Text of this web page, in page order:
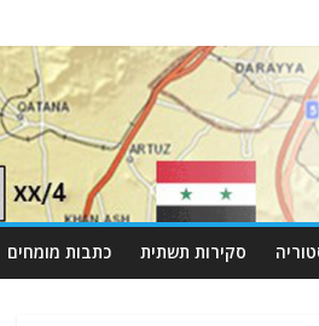
סקירות תשתית כתבות מומחים